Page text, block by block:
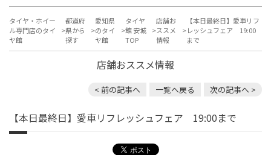
タイヤ・ホイー
ル専門店のタイ
ヤ館
都道府
県から
探す
愛知県
のタイ
ヤ館
タイヤ
館 安城
TOP
店舗お
ススメ
情報
【本日最終日】愛車リフ
レッシュフェア 19:00
まで
店舗おススメ情報
< 前の記事へ 一覧へ戻る 次の記事へ >
【本日最終日】愛車リフレッシュフェア 19:00まで